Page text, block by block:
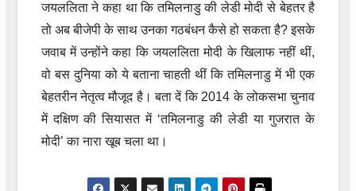
जयललिता ने कहा था कि तमिलनाडु की लेडी मोदी से बेहतर है
तो अब बीजेपी के साथ उनका गठबंधन कैसे हो सकता है? इसके
जवाब में उन्होंने कहा कि जयललिता मोदी के खिलाफ नहीं थीं,
वो बस दुनिया को ये बताना चाहती थीं कि तमिलनाडु में भी एक
बेहतरीन नेतृत्व मौजूद है। बता दें कि 2014 के लोकसभा चुनाव
में दक्षिण की सियासत में ‘तमिलनाडु की लेडी या गुजरात के
मोदी’ का नारा खूब चला था।